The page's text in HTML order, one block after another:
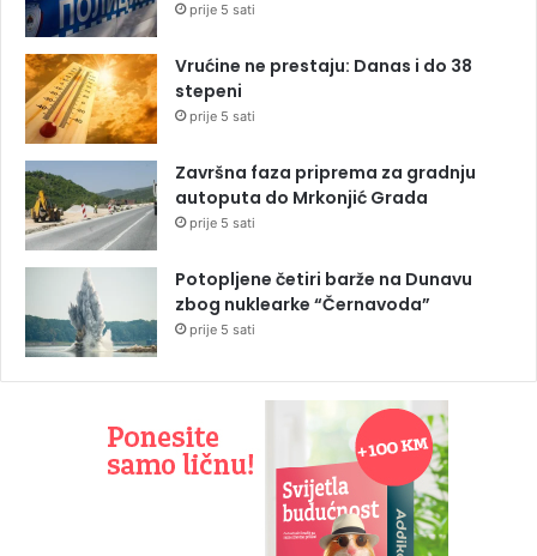
prije 5 sati
Vrućine ne prestaju: Danas i do 38
stepeni
prije 5 sati
Završna faza priprema za gradnju
autoputa do Mrkonjić Grada
prije 5 sati
Potopljene četiri barže na Dunavu
zbog nuklearke “Černavoda”
prije 5 sati